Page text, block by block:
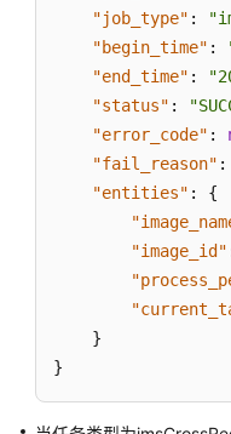
"job_type" :
"begin_time" :
"end_time" :
"status" :
"error_code" :
"fail_reason" :
"entities" :
{
"image_id"
}
}